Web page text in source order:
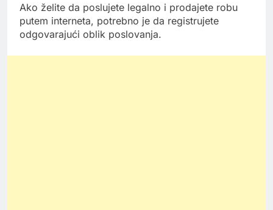
Ako želite da poslujete legalno i prodajete robu
putem interneta, potrebno je da registrujete
odgovarajući oblik poslovanja.